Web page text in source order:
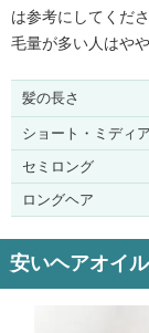
は参考にしてくだ
毛量が多い人はや
髪の長さ
ショート・ミディ
セミロング
ロングヘア
安いヘアオイ